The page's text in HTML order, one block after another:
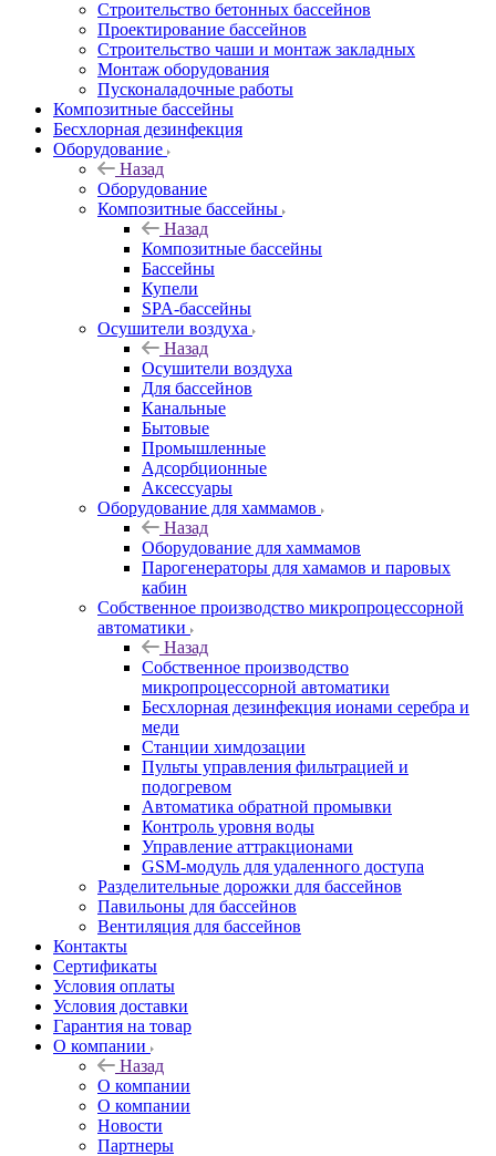
Строительство бетонных бассейнов
Проектирование бассейнов
Строительство чаши и монтаж закладных
Монтаж оборудования
Пусконаладочные работы
Композитные бассейны
Бесхлорная дезинфекция
Оборудование
Назад
Оборудование
Композитные бассейны
Назад
Композитные бассейны
Бассейны
Купели
SPA-бассейны
Осушители воздуха
Назад
Осушители воздуха
Для бассейнов
Канальные
Бытовые
Промышленные
Адсорбционные
Аксессуары
Оборудование для хаммамов
Назад
Оборудование для хаммамов
Парогенераторы для хамамов и паровых
кабин
Собственное производство микропроцессорной
автоматики
Назад
Собственное производство
микропроцессорной автоматики
Беcхлорная дезинфекция ионами серебра и
меди
Станции химдозации
Пульты управления фильтрацией и
подогревом
Автоматика обратной промывки
Контроль уровня воды
Управление аттракционами
GSM-модуль для удаленного доступа
Разделительные дорожки для бассейнов
Павильоны для бассейнов
Вентиляция для бассейнов
Контакты
Сертификаты
Условия оплаты
Условия доставки
Гарантия на товар
О компании
Назад
О компании
О компании
Новости
Партнеры